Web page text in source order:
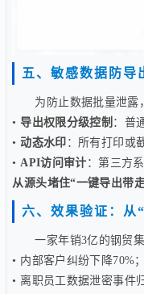
五、敏感数据防导
为防止数据批量泄露
•导出权限分级控制 ：普
•动态水印 ：所有打印或
•API访问审计 ：第三方
从源头堵住“一键导出带
六、效果验证：从
一家年销3亿的钢贸
• 内部客户纠纷下降70%；
• 离职员工数据泄密事件